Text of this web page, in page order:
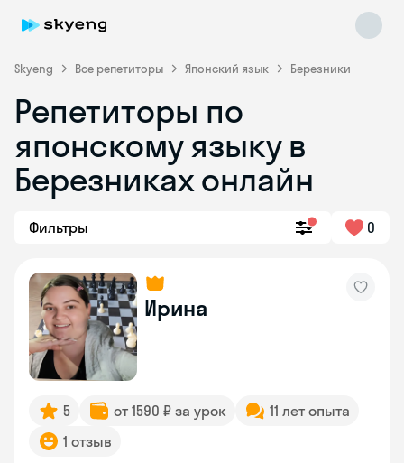
Skyeng Все репетиторы Японский язык Березники
Репетиторы по
японскому языку в
Березниках онлайн
Фильтры 0
Ирина
5 от 1590 ₽ за урок
11 лет опыта
1 отзыв
Skyeng Chat